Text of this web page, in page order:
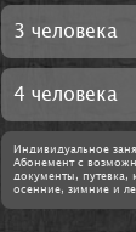
3 человека
4 человека
Индивидуальное
Абонемент с
документы, путевка,
осенние, зимние и